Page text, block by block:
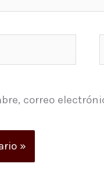
correo